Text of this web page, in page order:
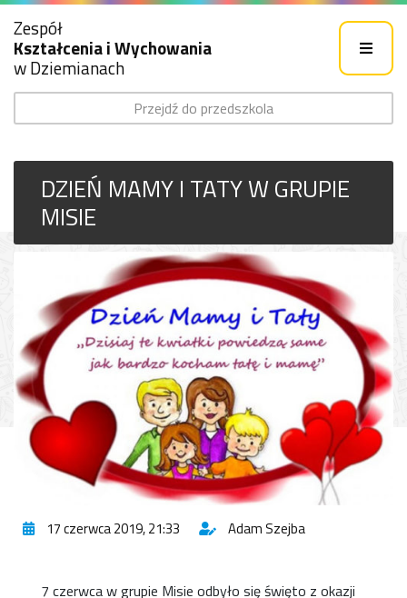
Zespół
Kształcenia i Wychowania
w Dziemianach
Przejdź do przedszkola
DZIEŃ MAMY I TATY W GRUPIE
MISIE
17 czerwca 2019, 21:33 Adam Szejba
7 czerwca w grupie Misie odbyło się święto z okazji